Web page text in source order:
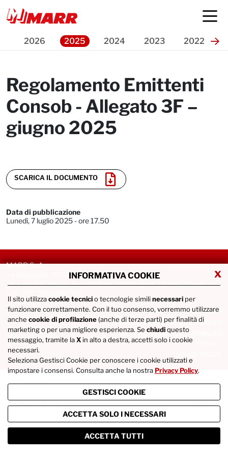
x
INFORMATIVA COOKIE
Il sito utilizzacookie tecnicio tecnologie similinecessari per
funzionare correttamente. Con il tuo consenso, vorremmo utilizzare
anche cookie di profilazione(anche di terze parti) per finalità di
marketing o per una migliore esperienza. Se chiudiquesto
messaggio, tramite laX in alto a destra, accetti solo i cookie
necessari.
Seleziona Gestisci Cookie per conoscere i cookie utilizzati e
impostare i consensi. Consulta anche la nostraPrivacy Policy.
GESTISCI COOKIE
ACCETTA SOLO I NECESSARI
ACCETTA TUTTI
Press Release
2026 2025 2024 2023 2022
Regolamento Emittenti
Consob - Allegato 3F –
giugno 2025
SCARICA IL DOCUMENTO
Data di pubblicazione
Lunedì, 7 luglio 2025 - ore 17.50
MARR SpA
via Spagna 20 - 47921 Rimini
Tel. +39 0541746111 / Fax +39 0541742422 / P.IVA IT02686290400 /
CONTATTI
DICHIARAZIONE DI ACCESSIBILITÀ
SEGNALAZIONI DI ACCESSIBILITÀ